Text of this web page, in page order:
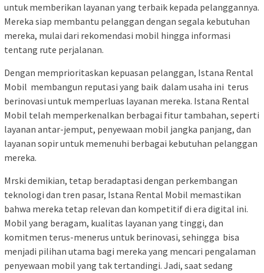
untuk memberikan layanan yang terbaik kepada pelanggannya.
Mereka siap membantu pelanggan dengan segala kebutuhan
mereka, mulai dari rekomendasi mobil hingga informasi
tentang rute perjalanan.
Dengan memprioritaskan kepuasan pelanggan, Istana Rental
Mobil membangun reputasi yang baik dalam usaha ini terus
berinovasi untuk memperluas layanan mereka. Istana Rental
Mobil telah memperkenalkan berbagai fitur tambahan, seperti
layanan antar-jemput, penyewaan mobil jangka panjang, dan
layanan sopir untuk memenuhi berbagai kebutuhan pelanggan
mereka.
Mrski demikian, tetap beradaptasi dengan perkembangan
teknologi dan tren pasar, Istana Rental Mobil memastikan
bahwa mereka tetap relevan dan kompetitif di era digital ini.
Mobil yang beragam, kualitas layanan yang tinggi, dan
komitmen terus-menerus untuk berinovasi, sehingga bisa
menjadi pilihan utama bagi mereka yang mencari pengalaman
penyewaan mobil yang tak tertandingi. Jadi, saat sedang